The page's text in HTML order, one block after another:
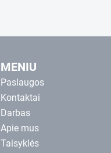
MENIU
Paslaugos
Kontaktai
Darbas
Apie mus
Taisyklės